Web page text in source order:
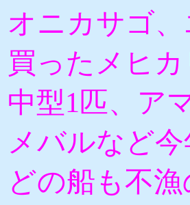
オニカサゴ
買ったメヒ
中型1匹、ア
メバルなど
どの船も不